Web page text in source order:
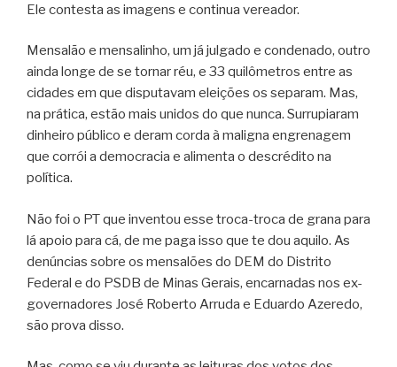
Ele contesta as imagens e continua vereador.
Mensalão e mensalinho, um já julgado e condenado, outro
ainda longe de se tornar réu, e 33 quilômetros entre as
cidades em que disputavam eleições os separam. Mas,
na prática, estão mais unidos do que nunca. Surrupiaram
dinheiro público e deram corda à maligna engrenagem
que corrói a democracia e alimenta o descrédito na
política.
Não foi o PT que inventou esse troca-troca de grana para
lá apoio para cá, de me paga isso que te dou aquilo. As
denúncias sobre os mensalões do DEM do Distrito
Federal e do PSDB de Minas Gerais, encarnadas nos ex-
governadores José Roberto Arruda e Eduardo Azeredo,
são prova disso.